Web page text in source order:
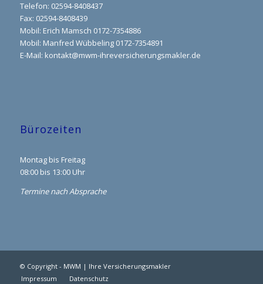
Telefon: 02594-8408437
Fax: 02594-8408439
Mobil: Erich Mamsch 0172-7354886
Mobil: Manfred Wübbeling 0172-7354891
E-Mail: kontakt@mwm-ihreversicherungsmakler.de
Bürozeiten
Montag bis Freitag
08:00 bis 13:00 Uhr
Termine nach Absprache
© Copyright - MWM | Ihre Versicherungsmakler
Impressum
Datenschutz